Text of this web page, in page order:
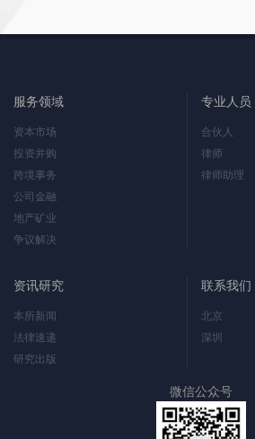
服务领域
资本市场
投资并购
跨境事务
公司金融
地产矿业
争议解决
专业人员
合伙人
律师
律师助理
资讯研究
本所新闻
法律速递
研究出版
联系我们
北京
深圳
微信公众号